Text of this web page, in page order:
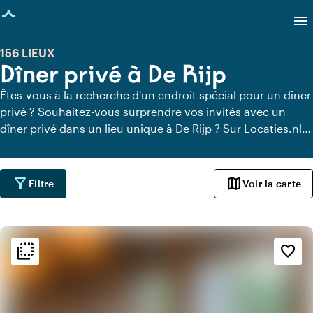
chargée
menu
Dîner privé à De Rijp
156 LIEUX
Êtes-vous à la recherche d'un endroit spécial pour un dîner
privé ? Souhaitez-vous surprendre vos invités avec un
dîner privé dans un lieu unique à De Rijp ? Sur Locaties.nl,
lieux à De Rijp où vous pouvez dîner en toute tranquillité.
Découvrez tous les lieux de restauration privée pour un
délicieux dîner privé.
filter_alt Filtre mapVoir la carte
flip_to_back favorite_border
flip_to_back Ambiance
info
Botanique